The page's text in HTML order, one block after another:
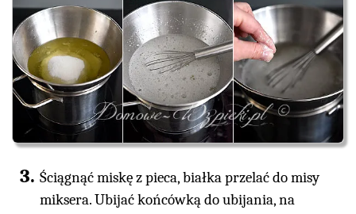
Ściągnąć miskę z pieca, białka przelać do misy
miksera. Ubijać końcówką do ubijania, na